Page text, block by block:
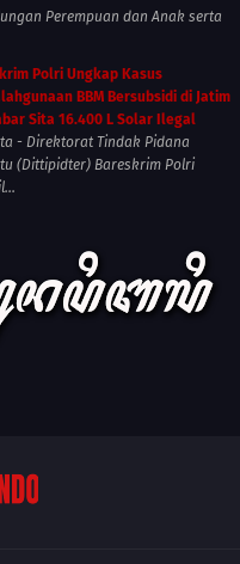
Perempuan dan Anak serta
Polri Ungkap Kasus
BBM Bersubsidi di Jatim
Sita 16.400 L Solar Ilegal
- Direktorat Tindak Pidana
(Dittipidter) Bareskrim Polri